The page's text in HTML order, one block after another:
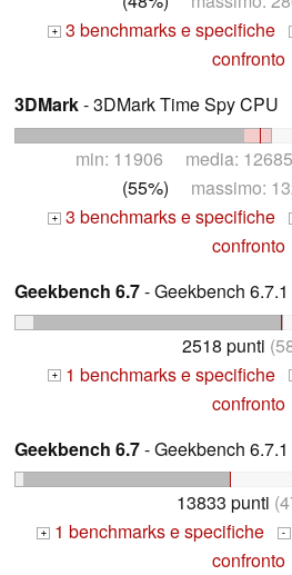
+ 3 benchmarks e specifiche
confronto
3DMark- 3DMark Time Spy CPU
min: 11906 media:
(55%) massimo:
+ 3 benchmarks e specifiche
confronto
Geekbench 6.7- Geekbench
2518 punti
+ 1 benchmarks e specifiche
confronto
Geekbench 6.7- Geekbench
13833 punti
+ 1 benchmarks e specifiche -
confronto